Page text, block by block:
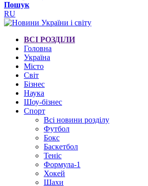
Пошук
RU
ВСІ РОЗДІЛИ
Головна
Україна
Місто
Світ
Бізнес
Наука
Шоу-бізнес
Спорт
Всі новини розділу
Футбол
Бокс
Баскетбол
Теніс
Формула-1
Хокей
Шахи